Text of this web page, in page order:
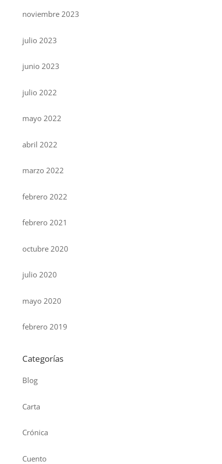
noviembre 2023
julio 2023
junio 2023
julio 2022
mayo 2022
abril 2022
marzo 2022
febrero 2022
febrero 2021
octubre 2020
julio 2020
mayo 2020
febrero 2019
Categorías
Blog
Carta
Crónica
Cuento